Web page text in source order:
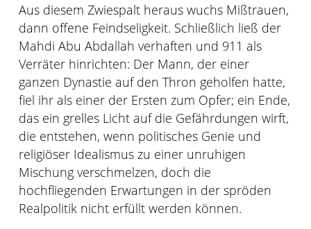
Aus diesem Zwiespalt heraus wuchs Mißtrauen,
dann offene Feindseligkeit. Schließlich ließ der
Mahdi Abu Abdallah verhaften und 911 als
Verräter hinrichten: Der Mann, der einer
ganzen Dynastie auf den Thron geholfen hatte,
fiel ihr als einer der Ersten zum Opfer; ein Ende,
das ein grelles Licht auf die Gefährdungen wirft,
die entstehen, wenn politisches Genie und
religiöser Idealismus zu einer unruhigen
Mischung verschmelzen, doch die
hochfliegenden Erwartungen in der spröden
Realpolitik nicht erfüllt werden können.